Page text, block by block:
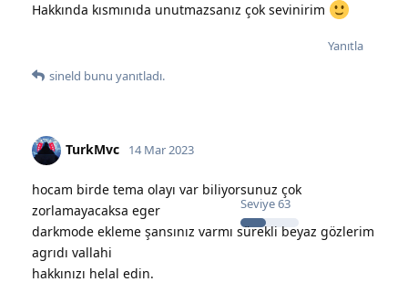
Hakkında kısmınıda unutmazsanız çok sevinirim
Yanıtla
sineld bunu yanıtladı.
TurkMvc
Seviye63
14 Mar 2023
hocam birde tema olayı var biliyorsunuz çok
zorlamayacaksa eger
darkmode ekleme şansınız varmı sürekli beyaz gözlerim
agrıdı vallahi
hakkınızı helal edin.